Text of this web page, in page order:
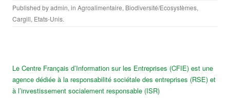
Published byadmin, in Agroalimentaire, Biodiversité/Ecosystèmes,
Cargill, Etats-Unis.
Le Centre Français d’Information sur les Entreprises (CFIE) est une
agence dédiée à la responsabilité sociétale des entreprises (RSE) et
à l’investissement socialement responsable (ISR)